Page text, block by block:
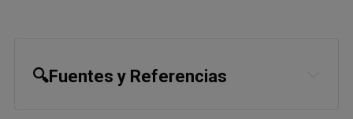
🔍Fuentes y Referencias